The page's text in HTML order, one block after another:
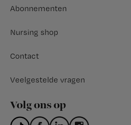
Abonnementen
Nursing shop
Contact
Veelgestelde vragen
Volg ons op